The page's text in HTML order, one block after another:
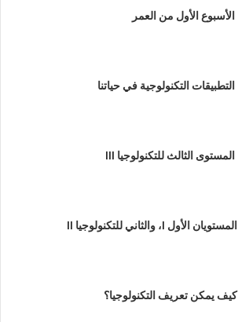
الأسبوع الأول من العمر
التطبيقات التكنولوجية في حياتنا
المستوى الثالث للتكنولوجيا III
المستويان الأول I، والثاني للتكنولوجيا II
كيف يمكن تعريف التكنولوجيا؟